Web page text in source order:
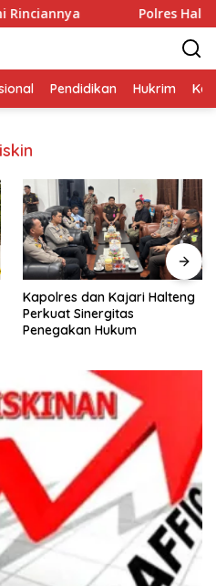
Polres Halteng Bersama
Pendidikan Hukrim
Kapolres dan Kajari Halteng
Perkuat Sinergitas
Penegakan Hukum